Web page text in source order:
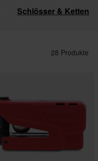
Schlösser & Ketten
28 Produkte